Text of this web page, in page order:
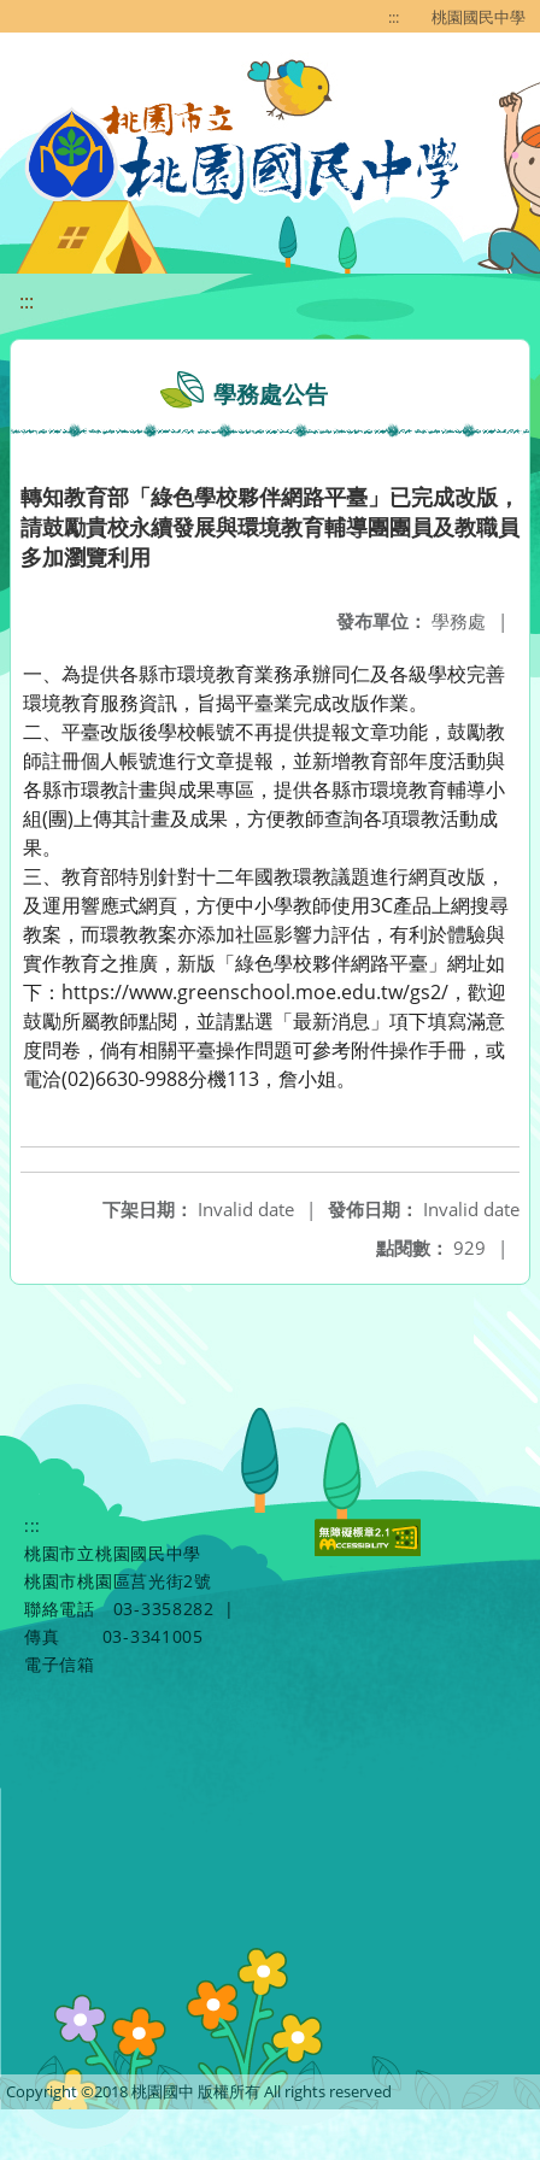
::: 桃園國民中學
:::
學務處公告
轉知教育部「綠色學校夥伴網路平臺」已完成改版，
請鼓勵貴校永續發展與環境教育輔導團團員及教職員
多加瀏覽利用
發布單位： 學務處 |
一、為提供各縣市環境教育業務承辦同仁及各級學校完善
環境教育服務資訊，旨揭平臺業完成改版作業。
二、平臺改版後學校帳號不再提供提報文章功能，鼓勵教
師註冊個人帳號進行文章提報，並新增教育部年度活動與
各縣市環教計畫與成果專區，提供各縣市環境教育輔導小
組(團)上傳其計畫及成果，方便教師查詢各項環教活動成
果。
三、教育部特別針對十二年國教環教議題進行網頁改版，
及運用響應式網頁，方便中小學教師使用3C產品上網搜尋
教案，而環教教案亦添加社區影響力評估，有利於體驗與
實作教育之推廣，新版「綠色學校夥伴網路平臺」網址如
下：https://www.greenschool.moe.edu.tw/gs2/，歡迎
鼓勵所屬教師點閱，並請點選「最新消息」項下填寫滿意
度問卷，倘有相關平臺操作問題可參考附件操作手冊，或
電洽(02)6630-9988分機113，詹小姐。
發佈日期： Invalid date
下架日期： Invalid date
|
點閱數： 929 |
:::
桃園市立桃園國民中學
桃園市桃園區莒光街2號
聯絡電話
03-3358282
|
傳真
03-3341005
電子信箱
Copyright ©2018 桃園國中 版權所有 All rights reserved